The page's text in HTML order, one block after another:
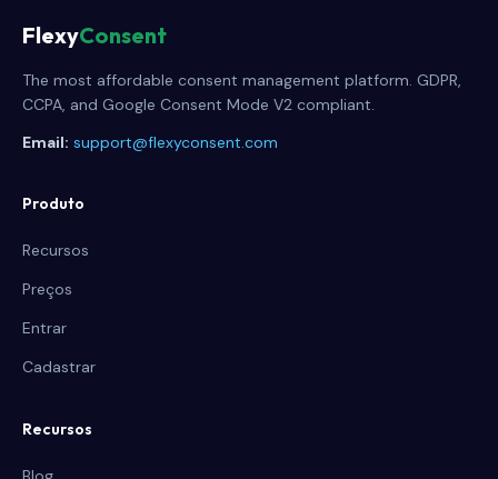
FlexyConsent
The most affordable consent management platform. GDPR,
CCPA, and Google Consent Mode V2 compliant.
Email: support@flexyconsent.com
Produto
Recursos
Preços
Entrar
Cadastrar
Recursos